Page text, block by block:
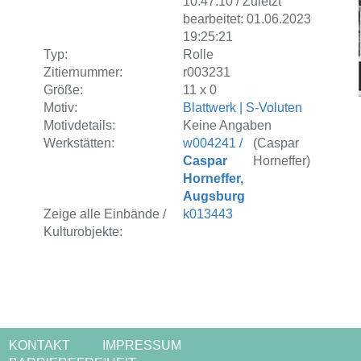
bearbeitet: 01.06.2023
19:25:21
Typ:
Rolle
Zitiernummer:
r003231
Größe:
11 x 0
Motiv:
Blattwerk | S-Voluten
Motivdetails:
Keine Angaben
Werkstätten:
w004241 /
Caspar
Horneffer,
Augsburg
(Caspar
Horneffer)
Zeige alle Einbände /
Kulturobjekte:
k013443
KONTAKT
IMPRESSUM